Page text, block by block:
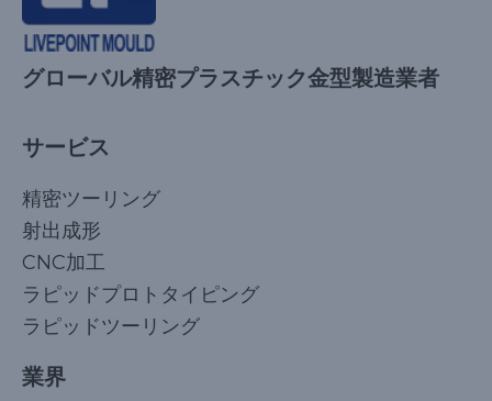
グローバル精密プラスチック金型製造業者
サービス
精密ツーリング
射出成形
CNC加工
ラピッドプロトタイピング
ラピッドツーリング
業界